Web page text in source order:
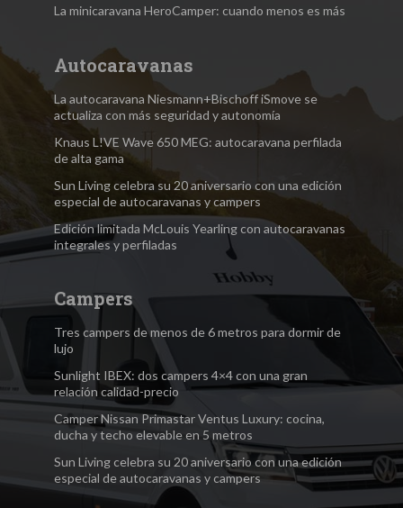
La minicaravana HeroCamper: cuando menos es más
Autocaravanas
La autocaravana Niesmann+Bischoff iSmove se
actualiza con más seguridad y autonomía
Knaus L!VE Wave 650 MEG: autocaravana perfilada
de alta gama
Sun Living celebra su 20 aniversario con una edición
especial de autocaravanas y campers
Edición limitada McLouis Yearling con autocaravanas
integrales y perfiladas
Campers
Tres campers de menos de 6 metros para dormir de
lujo
Sunlight IBEX: dos campers 4×4 con una gran
relación calidad-precio
Camper Nissan Primastar Ventus Luxury: cocina,
ducha y techo elevable en 5 metros
Sun Living celebra su 20 aniversario con una edición
especial de autocaravanas y campers